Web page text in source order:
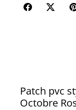
Patch pvc
Octobre